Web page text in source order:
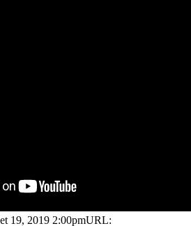
19, 2019 2:00pmURL: